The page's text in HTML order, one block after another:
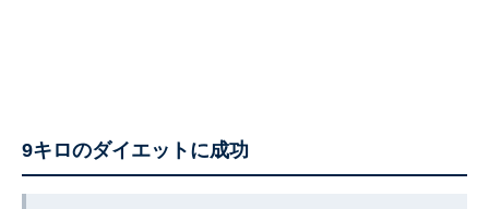
9キロのダイエットに成功